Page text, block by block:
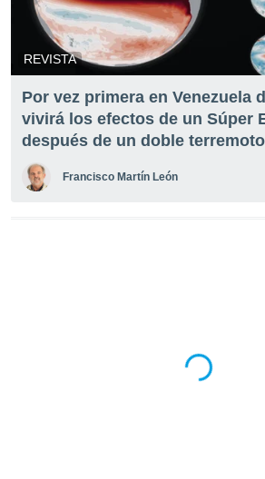
acceder a
abono
REVISTA
Por vez primera en Venezuela
vivirá los efectos de un Súper
después de un doble
Francisco Martín León